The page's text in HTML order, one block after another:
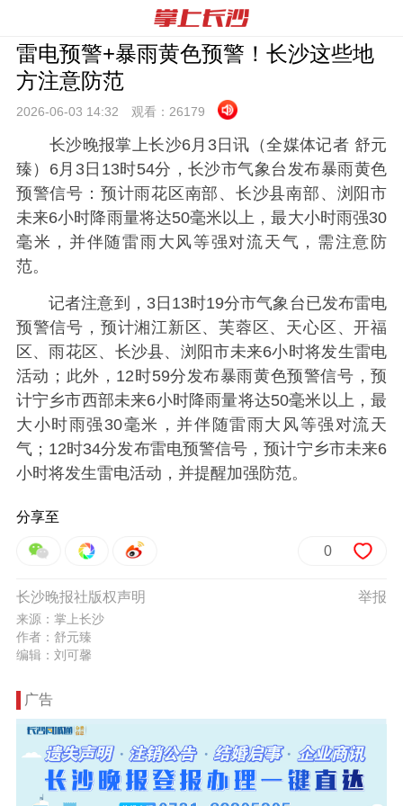
雷电预警+暴雨黄色预警！长沙这些地
方注意防范
2026-06-03 14:32 观看： 26179
长沙晚报掌上长沙6月3日讯（全媒体记者 舒元
臻）6月3日13时54分，长沙市气象台发布暴雨黄色
预警信号：预计雨花区南部、长沙县南部、浏阳市
未来6小时降雨量将达50毫米以上，最大小时雨强30
毫米，并伴随雷雨大风等强对流天气，需注意防
范。
记者注意到，3日13时19分市气象台已发布雷电
预警信号，预计湘江新区、芙蓉区、天心区、开福
区、雨花区、长沙县、浏阳市未来6小时将发生雷电
活动；此外，12时59分发布暴雨黄色预警信号，预
计宁乡市西部未来6小时降雨量将达50毫米以上，最
大小时雨强30毫米，并伴随雷雨大风等强对流天
气；12时34分发布雷电预警信号，预计宁乡市未来6
小时将发生雷电活动，并提醒加强防范。
分享至
0
举报
长沙晚报社版权声明
来源：掌上长沙
作者：舒元臻
编辑：刘可馨
广告